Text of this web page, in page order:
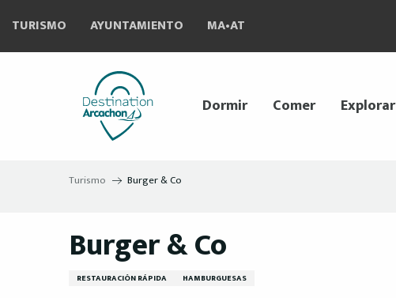
contenu
TURISMO AYUNTAMIENTO MA•AT
Dormir Comer Explorar
Turismo Burger & Co
Burger & Co
RESTAURACIÓN RÁPIDA HAMBURGUESAS